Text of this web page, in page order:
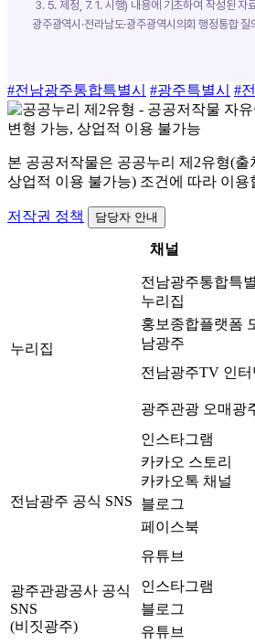
3. 5. 제정, 7. 1. 시행) 내용에 기초하여 작성된 자
광주광역시·전라남도·광주광역시의회 행정통합
#전남광주통합특별시 #광주특별시 #
본 공공저작물은 공공누리 제2유형(출
상업적 이용 불가능) 조건에 따라 이용
저작권 정책 담당자 안내
채널
누리집
전남광주통합특
누리집
홍보종합플랫폼
남광주
전남광주TV 인터
광주관광 오매광
전남광주 공식 SNS
인스타그램
카카오 스토리
카카오톡 채널
블로그
페이스북
유튜브
광주관광공사 공식
SNS
(비짓광주)
인스타그램
블로그
유튜브